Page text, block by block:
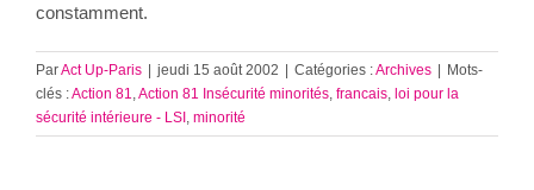
constamment.
ParAct Up-Paris | jeudi 15 août 2002 | Catégories :Archives | Mots-
clés :Action 81 Action 81 Insécurité minorités francais loi pour la
sécurité intérieure - LSI minorité